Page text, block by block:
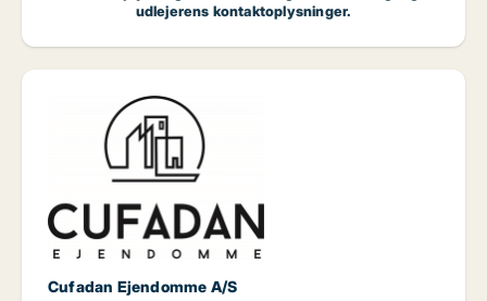
udlejerens kontaktoplysninger.
Cufadan Ejendomme A/S